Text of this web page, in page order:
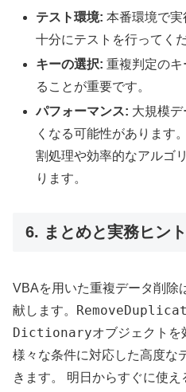
テスト環境: 本番環境で
十分にテストを行ってくだ
キーの選択: 重複判定の
ることが重要です。
パフォーマンス: 大規模
くなる可能性があります
割処理や効率的なアルゴ
ります。
6. まとめと実務ヒント
VBAを用いた重複データ削除
献します。
Dictionaryオブジェクトを
様々な条件に対応した高度な
きます。 明日からすぐに使